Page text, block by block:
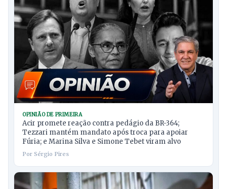
OPINIÃO DE PRIMEIRA
Acir promete reação contra pedágio da BR-364;
Tezzari mantém mandato após troca para apoiar
Fúria; e Marina Silva e Simone Tebet viram alvo
Por Sérgio Pires